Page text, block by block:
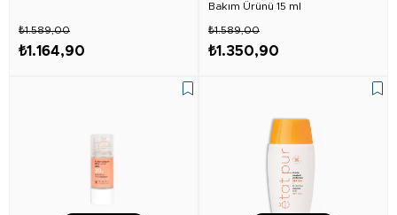
₺1.164,90
₺1.589,00
Bakım Ürünü 15 ml
₺1.350,90
₺1.589,00